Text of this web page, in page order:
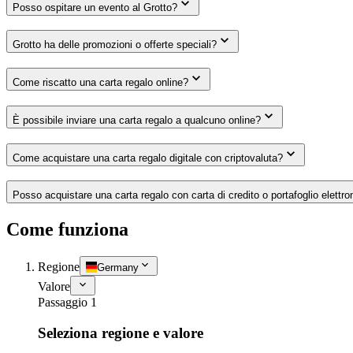
Posso ospitare un evento al Grotto?
Grotto ha delle promozioni o offerte speciali?
Come riscatto una carta regalo online?
È possibile inviare una carta regalo a qualcuno online?
Come acquistare una carta regalo digitale con criptovaluta?
Posso acquistare una carta regalo con carta di credito o portafoglio
Come funziona
Regione Germany
Valore
Passaggio 1
Seleziona regione e valore